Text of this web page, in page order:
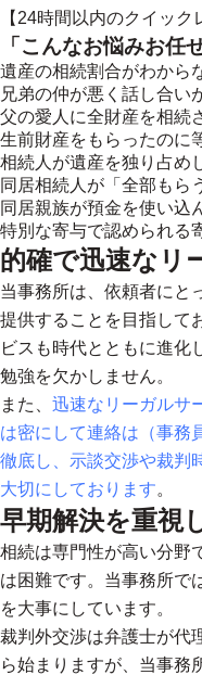
【24時間以内のクイック
「こんなお悩みお任
遺産の相続割合がわから
兄弟の仲が悪く話し合い
父の愛人に全財産を相続
生前財産をもらったのに
相続人が遺産を独り占め
同居相続人が「全部もら
同居親族が預金を使い込
特別な寄与で認められる
的確で迅速なリ
当事務所は、依頼者にと
提供することを目指して
ビスも時代とともに進化
勉強を欠かしません。
また、 迅速なリーガルサ
は密にして連絡は（事務
徹底し、示談交渉や裁判
大切にしております。
早期解決を重視
相続は専門性が高い分野
は困難です。当事務所で
を大事にしています。
裁判外交渉は弁護士が代
ら始まりますが、当事務